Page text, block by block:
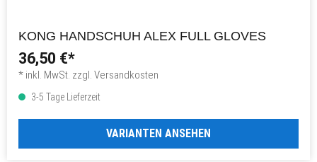
KONG HANDSCHUH ALEX FULL GLOVES
36,50 €*
* inkl. MwSt. zzgl. Versandkosten
3-5 Tage Lieferzeit
VARIANTEN ANSEHEN